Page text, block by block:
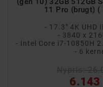
IPS-skærm
- AMD Ryzen 5 PRO 4650U 2.1 GHz (4.0 GHz Turbo)
11 Pro (brugt) (
- 17.3" 4K UHD
- 3840 x
- 6
6.143